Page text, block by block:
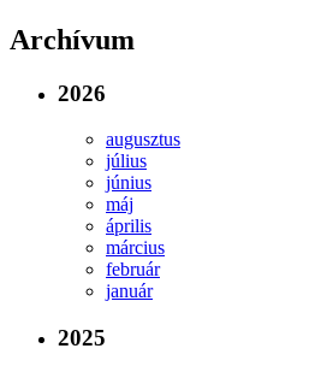
Archívum
2026
augusztus
július
június
máj
április
március
február
január
2025